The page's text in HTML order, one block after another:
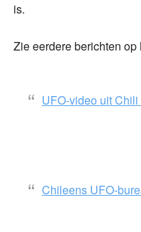
is.
Zie eerdere berichten
UFO-video uit
Chileens UFO-